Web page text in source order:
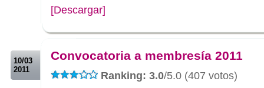
[Descargar]
10/03
2011
Convocatoria a membresía 2011
Ranking: 3.0/5.0 (407 votos)